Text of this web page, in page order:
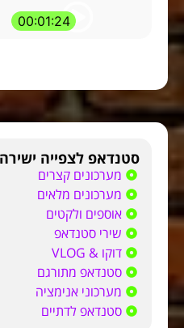
00:01:24
סטנדאפ לצפייה ישירה
מערכונים קצרים
מערכונים מלאים
אוספים ולקטים
שירי סטנדאפ
דוקו & VLOG
סטנדאפ מתורגם
מערכוני אנימציה
סטנדאפ לדתיים